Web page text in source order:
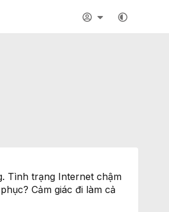
Tình trạng Internet chậm
Cảm giác đi làm cả